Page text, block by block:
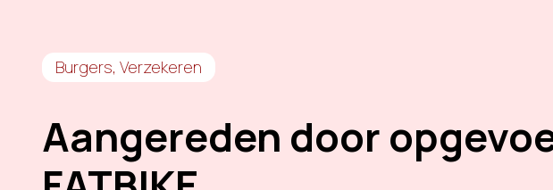
Burgers, Verzekeren
Aangereden door